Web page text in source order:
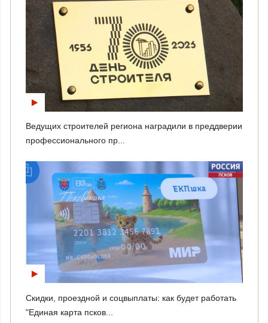
Ведущих строителей региона наградили в преддверии
профессионального пр...
Скидки, проездной и соцвыплаты: как будет работать
"Единая карта псков...